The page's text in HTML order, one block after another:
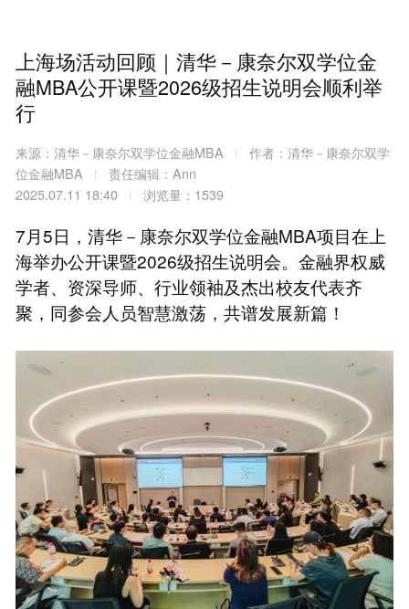
上海场活动回顾｜清华－康奈尔双学位金
融MBA公开课暨2026级招生说明会顺利举
行
来源：清华－康奈尔双学位金融MBA
作者：清华－康奈尔双学
位金融MBA
责任编辑：Ann
2025.07.11 18:40
浏览量：1539
7月5日，清华－康奈尔双学位金融MBA项目在上
海举办公开课暨2026级招生说明会。金融界权威
学者、资深导师、行业领袖及杰出校友代表齐
聚，同参会人员智慧激荡，共谱发展新篇！